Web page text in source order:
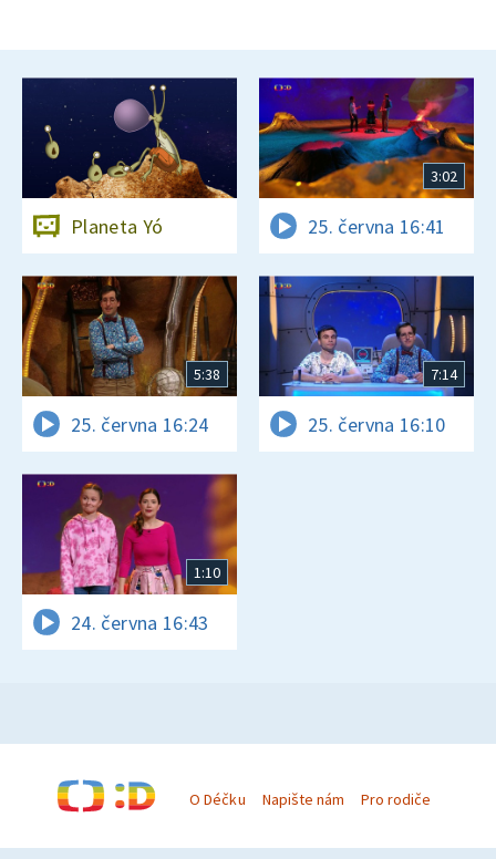
Planeta Yó
3:02
25. června 16:41
5:38
25. června 16:24
7:14
25. června 16:10
1:10
24. června 16:43
O Déčku Napište nám Pro rodiče